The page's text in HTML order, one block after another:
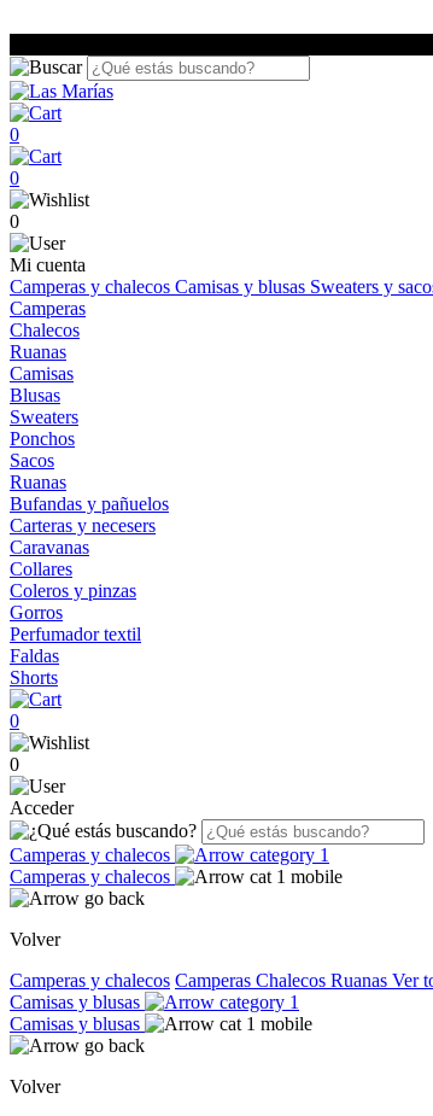
0
0
0
Mi cuenta
Camperas y chalecos Camisas y blusas Sweaters y
Camperas
Chalecos
Ruanas
Camisas
Blusas
Sweaters
Ponchos
Sacos
Ruanas
Bufandas y pañuelos
Carteras y necesers
Caravanas
Collares
Coleros y pinzas
Gorros
Perfumador textil
Faldas
Shorts
0
0
Acceder
Camperas y chalecos
Camperas y chalecos
Volver
Camperas y chalecos Camperas Chalecos Ruanas Ver
Camisas y blusas
Camisas y blusas
Volver